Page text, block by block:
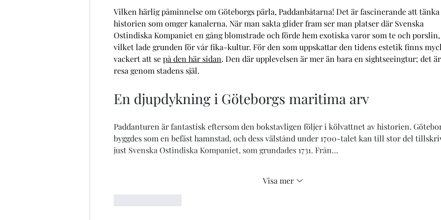
Vilken härlig påminnelse om Göteborgs pärla, Paddanbåtarna! Det är fascinerande att
historien som omger kanalerna. När man sakta glider fram ser man platser där Svenska
Ostindiska Kompaniet en gång blomstrade och förde hem exotiska varor som te och
vilket lade grunden för vår fika-kultur. För den som uppskattar den tidens estetik finns
vackert att se på den här sidan. Den där upplevelsen är mer än bara en sightseeingtur; det
resa genom stadens själ.
En djupdykning i Göteborgs maritima arv
Paddanturen är fantastisk eftersom den bokstavligen följer i kölvattnet av historien.
byggdes som en befäst hamnstad, och dess välstånd under 1700-talet kan till stor del
just Svenska Ostindiska Kompaniet, som grundades 1731. Från…
Visa mer